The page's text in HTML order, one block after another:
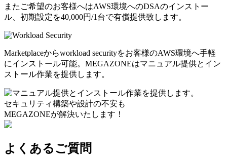
またご希望のお客様へはAWS環境へのDSAのインストー
ル、初期設定を40,000円/1台で有償提供致します。
Marketplaceからworkload securityをお客様のAWS環境へ手軽
にインストール可能。MEGAZONEはマニュアル提供とイン
ストール作業を提供します。
セキュリティ構築や設計の不安も
MEGAZONEが解決いたします！
よくあるご質問